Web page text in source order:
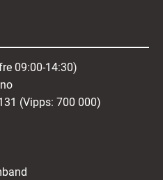
09:00-14:30)
(Vipps: 700 000)